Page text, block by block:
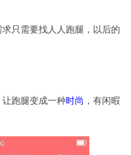
只需要找人人跑腿，以后的
跑腿变成一种时尚 ，有闲暇